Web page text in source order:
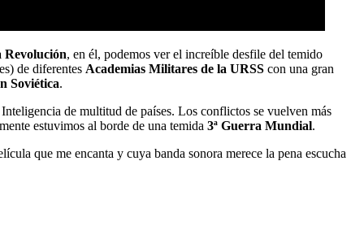
Revolución, en él, podemos ver el increíble desfile del temido
de diferentes Academias Militares de la URSS con una gran
Soviética.
de multitud de países. Los conflictos se vuelven más
estuvimos al borde de una temida 3ª Guerra Mundial.
que me encanta y cuya banda sonora merece la pena escucha